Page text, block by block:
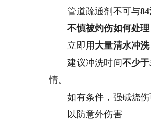
管道疏通剂不可与
不慎被灼伤如何处理
立即用 大量清水冲洗
建议冲洗时间不少
情。
如有条件，强碱烧伤
以防意外伤害